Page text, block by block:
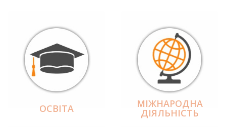
ОСВІТА МІЖНАРОДНА
ДІЯЛЬНІCТЬ